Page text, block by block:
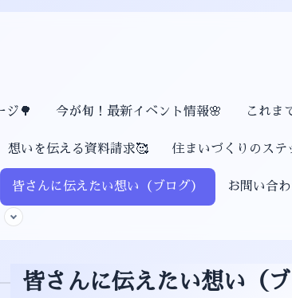
ジ🌳 今が旬！最新イベント情報🌸 これま
想いを伝える資料請求🥰 住まいづくりのステ
皆さんに伝えたい想い（ブログ） お問い合
皆さんに伝えたい想い（ブ